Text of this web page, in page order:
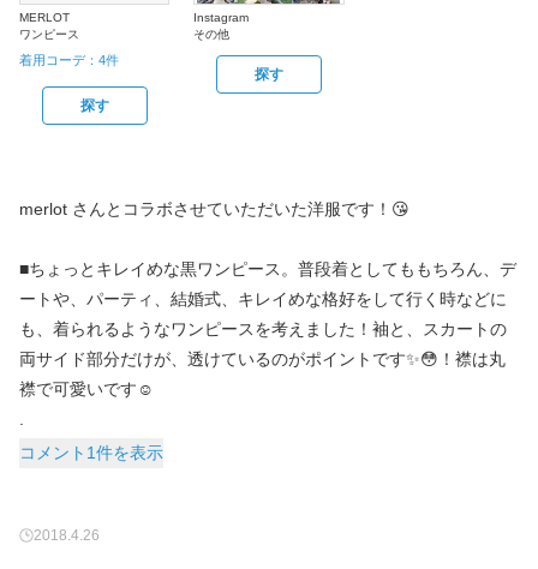
MERLOT
ワンピース
着用コーデ： 4件
探す
Instagram
その他
探す
merlot さんとコラボさせていただいた洋服です！😘
■ちょっとキレイめな黒ワンピース。普段着としてももちろん、デ
ートや、パーティ、結婚式、キレイめな格好をして行く時などに
も、着られるようなワンピースを考えました！袖と、スカートの
両サイド部分だけが、透けているのがポイントです✨😳！襟は丸
襟で可愛いです☺️
コメント1件を表示
2018.4.26